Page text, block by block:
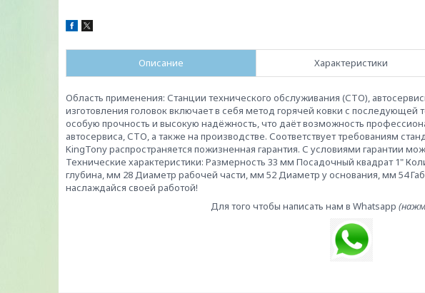
Описание Характеристики
Область применения: Станции технического обслуживания (СТО),
изготовления головок включает в себя метод горячей ковки с
особую прочность и высокую надёжность, что даёт возможность
автосервиса, СТО, а также на производстве. Соответствует требованиям
KingTony распространяется пожизненная гарантия. С условиями гарантии
Технические характеристики: Размерность 33 мм Посадочный квадрат 1"
глубина, мм 28 Диаметр рабочей части, мм 52 Диаметр у основания, мм 54
наслаждайся своей работой!
Для того чтобы написать нам в Whatsapp